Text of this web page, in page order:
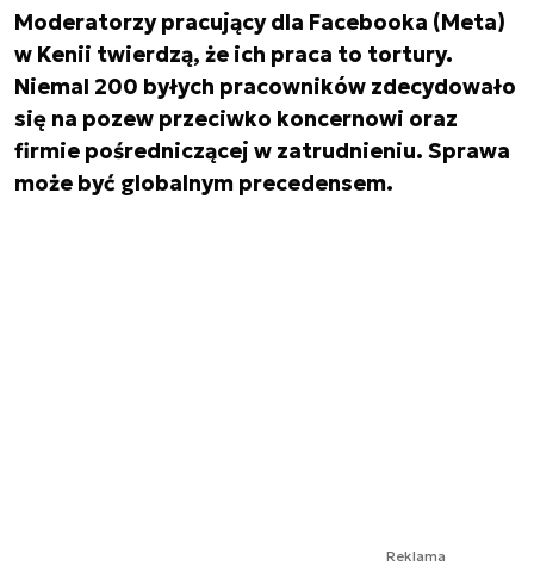
Moderatorzy pracujący dla Facebooka (Meta)
w Kenii twierdzą, że ich praca to tortury.
Niemal 200 byłych pracowników zdecydowało
się na pozew przeciwko koncernowi oraz
firmie pośredniczącej w zatrudnieniu. Sprawa
może być globalnym precedensem.
Reklama